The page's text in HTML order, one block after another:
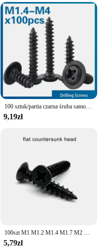
100 sztuk/partia czarna śruba samogwintująca łeb PWA krzyżyk okrągły z poduszką podkładki m1, 4 m1, 7 M2 M2, 3 M2. 6 M3 M3, 5 M4
9,19zł
100szt M1 M1.2 M1.4 M1.7 M2 M2.6 M3 M3.5 Black Steel Mini Micro Phillips Flat Countersunk Round Pan Head Self tapping Wood Screw
5,79zł